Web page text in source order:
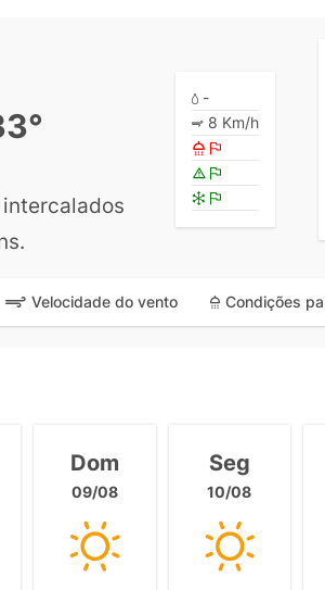
-
8 Km/h
Velocidade do vento Condições
Dom
09/08
Seg
10/08